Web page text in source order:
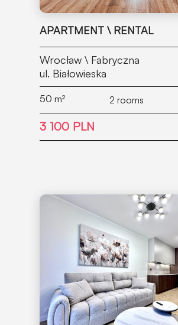
APARTMENT \ RENTAL
Wrocław \ Fabryczna
ul. Białowieska
50 m² 2 rooms
3 100 PLN